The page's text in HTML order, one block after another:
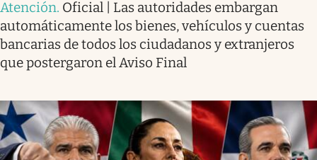
Atención. Oficial | Las autoridades embargan
automáticamente los bienes, vehículos y cuentas
bancarias de todos los ciudadanos y extranjeros
que postergaron el Aviso Final